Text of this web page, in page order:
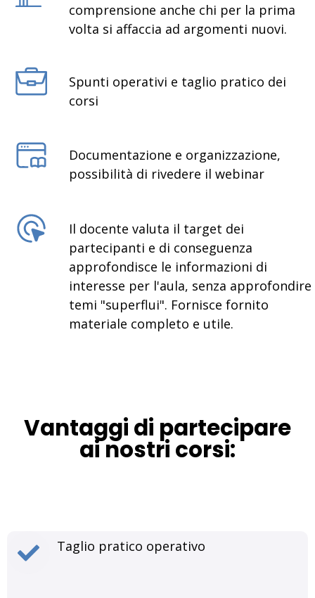
comprensione anche chi per la prima
volta si affaccia ad argomenti nuovi.
Spunti operativi e taglio pratico dei
corsi
Documentazione e organizzazione,
possibilità di rivedere il webinar
Il docente valuta il target dei
partecipanti e di conseguenza
approfondisce le informazioni di
interesse per l'aula, senza approfondire
temi "superflui". Fornisce fornito
materiale completo e utile.
Vantaggi di partecipare
ai nostri corsi:
Taglio pratico operativo